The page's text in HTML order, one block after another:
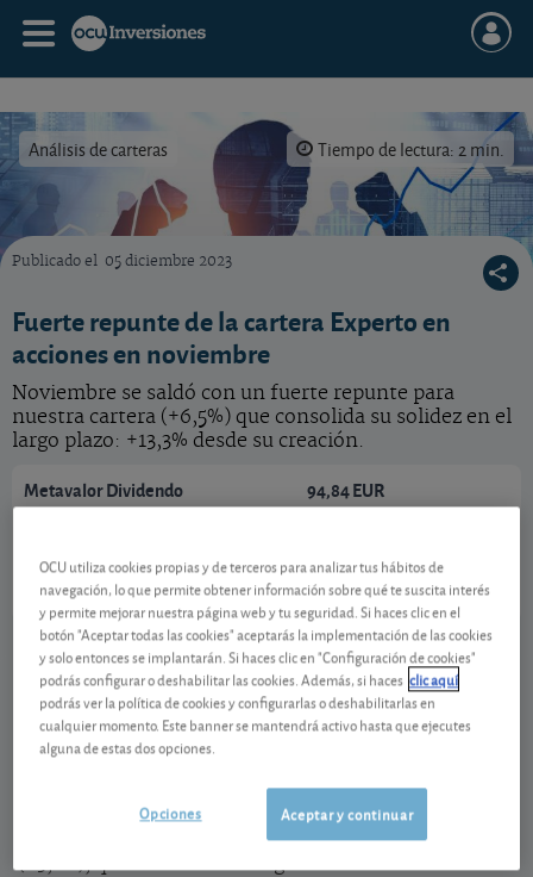
Análisis de carteras Tiempo de lectura: 2 min.
Publicado el 05 diciembre 2023
Fuerte repunte de la cartera Experto en
acciones en noviembre
Noviembre se saldó con un fuerte repunte para
nuestra cartera (+6,5%) que consolida su solidez en el
largo plazo: +13,3% desde su creación.
Metavalor Dividendo 94,84 EUR
Ver detalladamente
Fuertes revalorizaciones bursátiles
Las perspectivas de que los tipos de interés
empiecen pronto a recortarse dieron alas a las bolsas
(+5,3% las bolsas mundiales).
• Así, pese al descenso del USD frente al euro
(-3,1%), que ha afectado negativamente a ese 20%
OCU utiliza cookies propias y de terceros para analizar tus hábitos de
navegación, lo que permite obtener información sobre qué te suscita interés
y permite mejorar nuestra página web y tu seguridad. Si haces clic en el
botón "Aceptar todas las cookies" aceptarás la implementación de las cookies
y solo entonces se implantarán. Si haces clic en "Configuración de cookies"
podrás configurar o deshabilitar las cookies. Además, si haces clic aquí
podrás ver la política de cookies y configurarlas o deshabilitarlas en
cualquier momento. Este banner se mantendrá activo hasta que ejecutes
alguna de estas dos opciones.
Aceptar y continuar
Opciones